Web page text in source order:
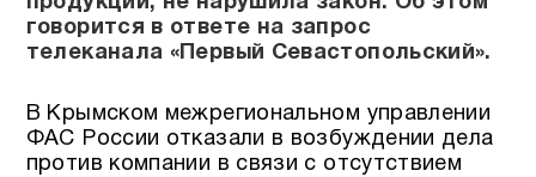
говорится в ответе на запрос
телеканала «Первый Севастопольский».
В Крымском межрегиональном управлении
ФАС России отказали в возбуждении дела
против компании в связи с отсутствием